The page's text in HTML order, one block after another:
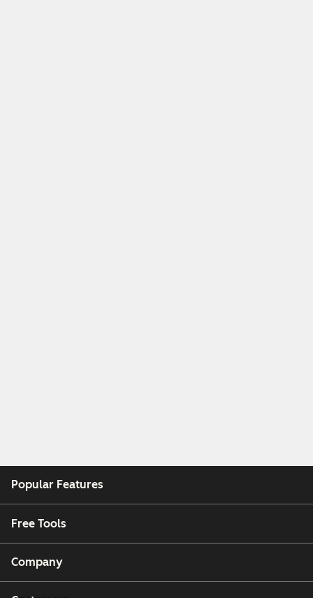
Popular Features
Free Tools
Company